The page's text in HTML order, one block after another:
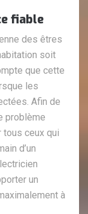
fiable
des êtres
soit
que cette
les
Afin de
problème
ceux qui
d’un
un
à